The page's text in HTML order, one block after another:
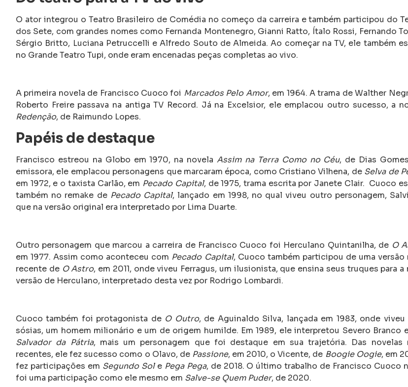
O ator integrou o Teatro Brasileiro de Comédia no começo da carreira e também participou do
dos Sete, com grandes nomes como Fernanda Montenegro, Gianni Ratto, Ítalo Rossi, Fernando
Sérgio Britto, Luciana Petruccelli e Alfredo Souto de Almeida.Ao começar na TV, ele também
no Grande Teatro Tupi, onde eram encenadas peças completas ao vivo.
A primeira novela de Francisco Cuoco foi Marcados Pelo Amor, em 1964. A trama de Walther
Roberto Freire passava na antiga TV Record. Já na Excelsior, ele emplacou outro sucesso, a
Redenção, de Raimundo Lopes.
Papéis de destaque
Francisco estreou na Globo em 1970, na novelaAssim na Terra Como no Céu, de Dias
emissora, ele emplacou personagens que marcaram época, como Cristiano Vilhena, de Selva de
em 1972, e o taxista Carlão, em Pecado Capital, de 1975, trama escrita por Janete Clair. Cuoco
também no remake de Pecado Capital, lançado em 1998, no qual viveu outro personagem,
que na versão original era interpretado por Lima Duarte.
Outro personagem que marcou a carreira de Francisco Cuoco foi Herculano Quintanilha, de O
em 1977. Assim como aconteceu com Pecado Capital, Cuoco também participou de uma versão
recente de O Astro, em 2011, onde viveu Ferragus, um ilusionista, que ensina seus truques para a
versão de Herculano, interpretado desta vez por Rodrigo Lombardi.
Cuoco também foi protagonista de O Outro, de Aguinaldo Silva, lançada em 1983, onde viveu
sósias, um homem milionário e um de origem humilde. Em 1989, ele interpretou Severo Branco
Salvador da Pátria, mais um personagem que foi destaque em sua trajetória. Das novelas
recentes, ele fez sucesso como o Olavo, de Passione, em 2010, o Vicente, de Boogie Oogie, em
fez participações em Segundo Sole Pega Pega, de 2018. O último trabalho de Francisco Cuoco
foi uma participação como ele mesmo em Salve-se Quem Puder, de 2020.